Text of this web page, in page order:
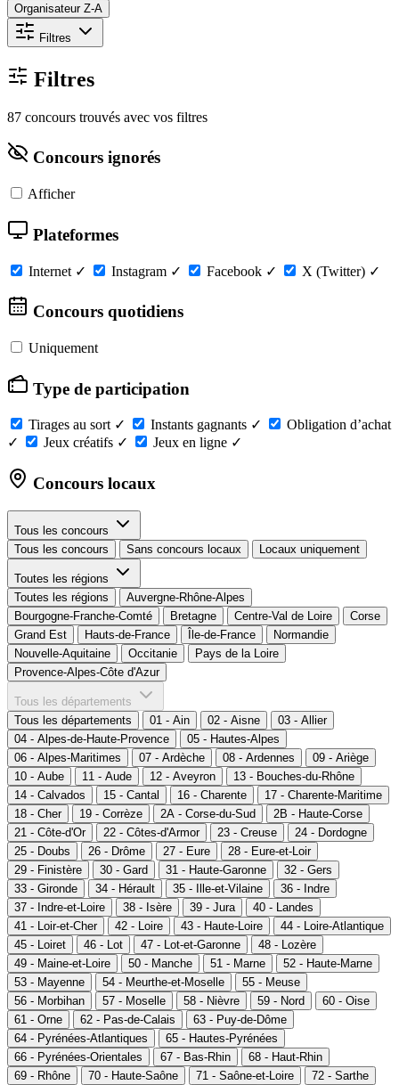
Organisateur Z-A
Filtres
Filtres
87 concours trouvés avec vos filtres
Concours ignorés
Afficher
Plateformes
Internet ✓ Instagram ✓ Facebook ✓ X (Twitter) ✓
Concours quotidiens
Uniquement
Type de participation
Tirages au sort ✓ Instants gagnants ✓
Obligation d’achat
✓
Jeux créatifs ✓ Jeux en ligne ✓
Concours locaux
Tous les concours
Tous les concours
Sans concours locaux Locaux uniquement
Toutes les régions
Toutes les régions
Auvergne-Rhône-Alpes
Bourgogne-Franche-Comté
Bretagne Centre-Val de Loire
Corse
Grand Est
Hauts-de-France Île-de-France
Normandie
Nouvelle-Aquitaine
Occitanie
Pays de la Loire
Provence-Alpes-Côte d'Azur
Tous les départements
Tous les départements
01 - Ain 02 - Aisne
03 - Allier
04 - Alpes-de-Haute-Provence
05 - Hautes-Alpes
06 - Alpes-Maritimes
07 - Ardèche 08 - Ardennes
09 - Ariège
10 - Aube
11 - Aude 12 - Aveyron
13 - Bouches-du-Rhône
14 - Calvados
15 - Cantal 16 - Charente
17 - Charente-Maritime
18 - Cher
19 - Corrèze 2A - Corse-du-Sud
2B - Haute-Corse
21 - Côte-d'Or
22 - Côtes-d'Armor 23 - Creuse
24 - Dordogne
25 - Doubs
26 - Drôme 27 - Eure
28 - Eure-et-Loir
29 - Finistère
30 - Gard 31 - Haute-Garonne
32 - Gers
33 - Gironde
34 - Hérault 35 - Ille-et-Vilaine
36 - Indre
37 - Indre-et-Loire
38 - Isère 39 - Jura
40 - Landes
41 - Loir-et-Cher
42 - Loire 43 - Haute-Loire
44 - Loire-Atlantique
45 - Loiret
46 - Lot 47 - Lot-et-Garonne
48 - Lozère
49 - Maine-et-Loire
50 - Manche 51 - Marne
52 - Haute-Marne
53 - Mayenne
54 - Meurthe-et-Moselle
55 - Meuse
56 - Morbihan
57 - Moselle 58 - Nièvre 59 - Nord
60 - Oise
61 - Orne
62 - Pas-de-Calais
63 - Puy-de-Dôme
64 - Pyrénées-Atlantiques
65 - Hautes-Pyrénées
66 - Pyrénées-Orientales
67 - Bas-Rhin
68 - Haut-Rhin
69 - Rhône
70 - Haute-Saône 71 - Saône-et-Loire
72 - Sarthe